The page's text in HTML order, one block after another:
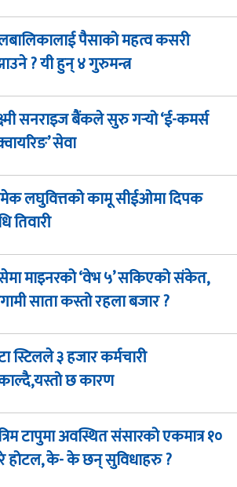
पैसाको महत्व कसरी
? यी हुन् ४ गुरुमन्त्र
सनराइज बैंकले सुरु गर्‍यो ‘ई-कमर्स
सेवा
लघुवित्तको कामू सीईओमा दिपक
तिवारी
माइनरको ‘वेभ ५’ सकिएको संकेत,
साता कस्तो रहला बजार ?
स्टिलले ३ हजार कर्मचारी
छ कारण
टापुमा अवस्थित संसारको एकमात्र १०
होटल, के- के छन् सुविधाहरु ?